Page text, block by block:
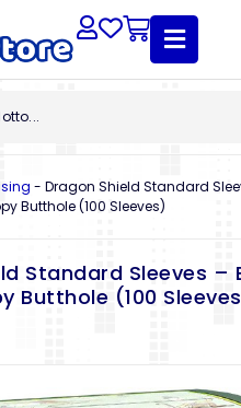
- Dragon Shield Standard
Butthole (100 Sleeves)
Standard Sleeves –
Butthole (100